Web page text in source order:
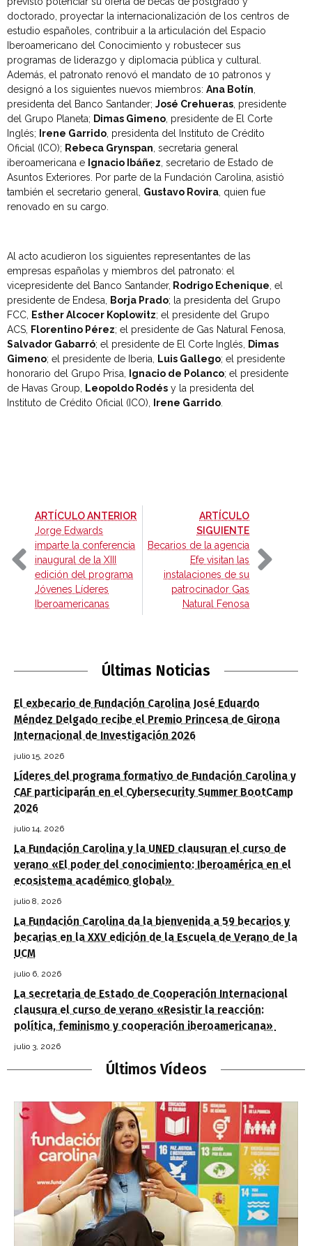
doctorado, proyectar la internacionalización de los centros de
estudio españoles, contribuir a la articulación del Espacio
Iberoamericano del Conocimiento y robustecer sus
programas de liderazgo y diplomacia pública y cultural.
Además, el patronato renovó el mandato de 10 patronos y
designó a los siguientes nuevos miembros: Ana Botín
presidenta del Banco Santander; José Crehueras , presidente
del Grupo Planeta; Dimas Gimeno , presidente de El Corte
Inglés;
Irene Garrido , presidenta del Instituto de Crédito
Oficial (ICO); Rebeca Grynspan , secretaria general
iberoamericana e Ignacio Ibáñez , secretario de Estado de
Asuntos Exteriores. Por parte de la Fundación Carolina, asistió
también el secretario general, Gustavo Rovira , quien fue
renovado en su cargo.
Al acto acudieron los siguientes representantes de las
empresas españolas y miembros del patronato: el
vicepresidente del Banco Santander, Rodrigo Echenique , el
presidente de Endesa, Borja Prado; la presidenta del Grupo
FCC, Esther Alcocer Koplowitz; el presidente del Grupo
ACS, Florentino Pérez; el presidente de Gas Natural Fenosa,
Salvador Gabarró; el presidente de El Corte Inglés, Dimas
Gimeno; el presidente de Iberia, Luis Gallego; el presidente
honorario del Grupo Prisa, Ignacio de Polanco; el presidente
de Havas Group, Leopoldo Rodés y la presidenta del
Instituto de Crédito Oficial (ICO), Irene Garrido
ARTÍCULO ANTERIOR-
Jorge Edwards
imparte la conferencia
inaugural de la XIII
edición del programa
Jóvenes Líderes
Iberoamericanas
ARTÍCULO
SIGUIENTE-
Becarios de la agencia
Efe visitan las
instalaciones de su
patrocinador Gas
Natural Fenosa
Últimas Noticias
El exbecario de Fundación Carolina José Eduardo
Méndez Delgado recibe el Premio Princesa de Girona
Internacional de Investigación 2026
julio 15, 2026
Líderes del programa formativo de Fundación Carolina y
CAF participarán en el Cybersecurity Summer BootCamp
2026
julio 14, 2026
La Fundación Carolina y la UNED clausuran el curso de
verano «El poder del conocimiento: Iberoamérica en el
ecosistema académico global»
julio 8, 2026
La Fundación Carolina da la bienvenida a 59 becarios y
becarias en la XXV edición de la Escuela de Verano de la
UCM
julio 6, 2026
La secretaria de Estado de Cooperación Internacional
clausura el curso de verano «Resistir la reacción:
política, feminismo y cooperación iberoamericana»
julio 3, 2026
Últimos Vídeos